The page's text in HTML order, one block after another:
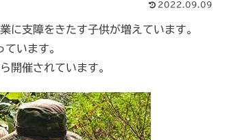
2022.09.09
に支障をきたす子供が増えています。
います。
開催されています。